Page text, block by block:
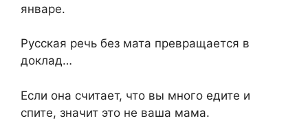
январе.
Русская речь без мата превращается в
доклад…
Если она считает, что вы много едите и
спите, значит это не ваша мама.